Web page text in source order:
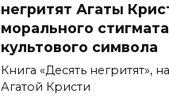
негритят Агаты
морального
культового символа
Книга «Десять негритят»,
Агатой Кристи